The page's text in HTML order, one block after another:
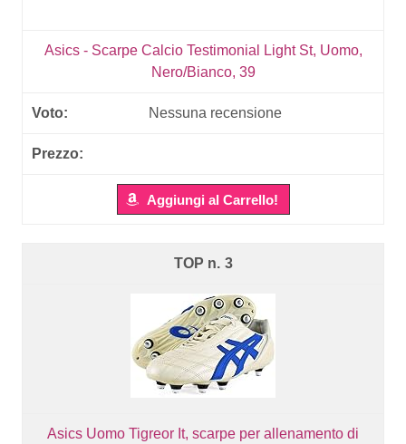
Asics - Scarpe Calcio Testimonial Light St, Uomo,
Nero/Bianco, 39
Nessuna recensione
Aggiungi al Carrello!
3
Asics Uomo Tigreor It, scarpe per allenamento di